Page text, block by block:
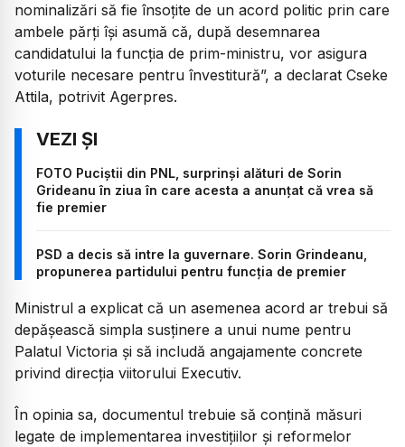
nominalizări să fie însoţite de un acord politic prin care
ambele părţi îşi asumă că, după desemnarea
candidatului la funcţia de prim-ministru, vor asigura
voturile necesare pentru învestitură”, a declarat Cseke
Attila, potrivit Agerpres.
FOTO Puciștii din PNL, surprinși alături de Sorin
Grideanu în ziua în care acesta a anunțat că vrea să
fie premier
PSD a decis să intre la guvernare. Sorin Grindeanu,
propunerea partidului pentru funcția de premier
Ministrul a explicat că un asemenea acord ar trebui să
depășească simpla susținere a unui nume pentru
Palatul Victoria și să includă angajamente concrete
privind direcția viitorului Executiv.
În opinia sa, documentul trebuie să conțină măsuri
legate de implementarea investițiilor și reformelor